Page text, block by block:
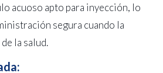
acuoso apto para inyección, lo
segura cuando la
la salud.